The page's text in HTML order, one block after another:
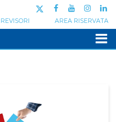
REVISORI AREA RISERVATA